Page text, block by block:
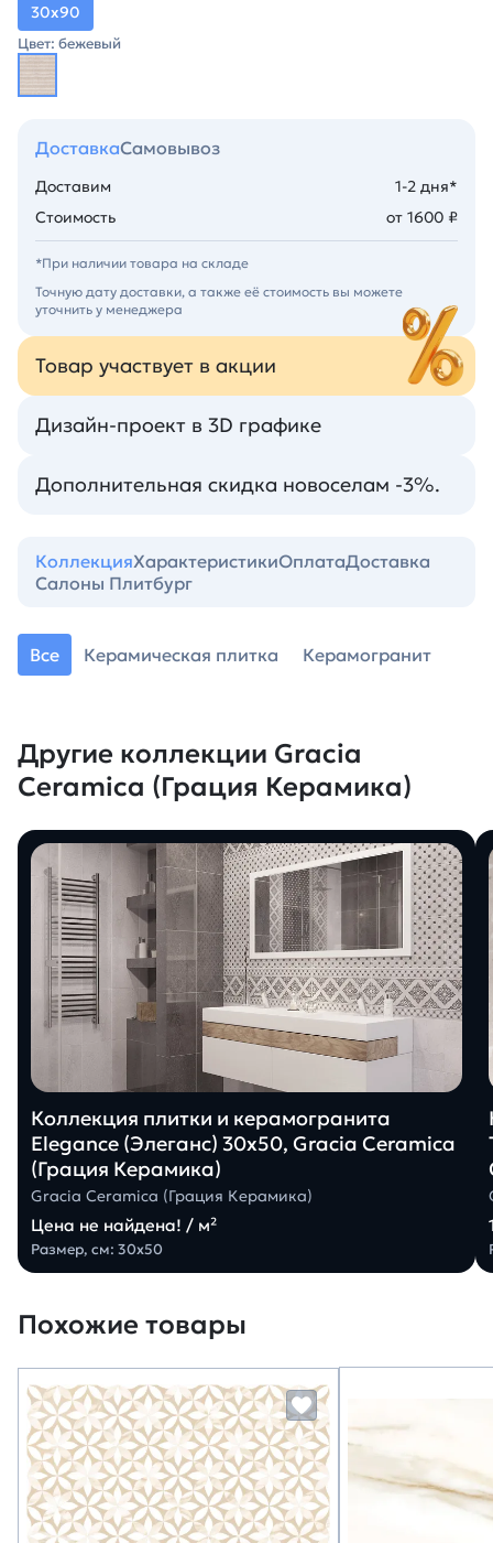
30х90
Цвет: бежевый
ДоставкаСамовывоз
Доставим
1-2 дня*
Стоимость
от 1600 ₽
*При наличии товара на складе
Точную дату доставки, а также её стоимость вы можете
уточнить у менеджера
Товар участвует в акции
Дизайн-проект в 3D графике
Дополнительная скидка новоселам -3%.
КоллекцияХарактеристикиОплатаДоставка
Салоны Плитбург
Все Керамическая плитка Керамогранит
Другие коллекции Gracia
Ceramica (Грация Керамика)
Коллекция плитки и керамогранита
Elegance (Элеганс) 30х50, Gracia Ceramica
(Грация Керамика)
Gracia Ceramica (Грация Керамика)
Цена не найдена! / м²
Размер, см: 30х50
Похожие товары